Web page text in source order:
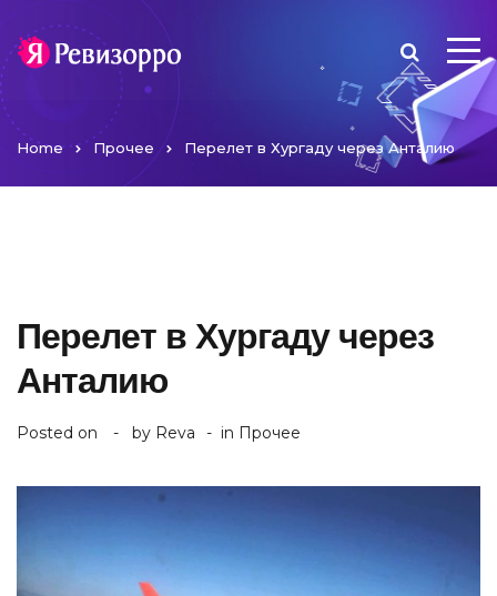
Home Прочее Перелет в Хургаду через Анталию
Перелет в Хургаду через
Анталию
Posted on by Reva in Прочее